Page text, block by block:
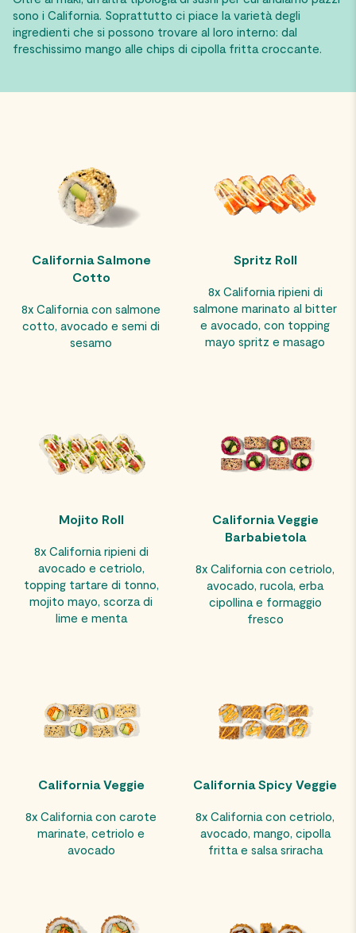
sono i California. Soprattutto ci piace la varietà degli
ingredienti che si possono trovare al loro interno: dal
freschissimo mango alle chips di cipolla fritta croccante.
California Salmone
Cotto
8x California con salmone
cotto, avocado e semi di
sesamo
Spritz Roll
8x California ripieni di
salmone marinato al bitter
e avocado, con topping
mayo spritz e masago
Mojito Roll
8x California ripieni di
avocado e cetriolo,
topping tartare di tonno,
mojito mayo, scorza di
lime e menta
California Veggie
Barbabietola
8x California con cetriolo,
avocado, rucola, erba
cipollina e formaggio
fresco
California Veggie
8x California con carote
marinate, cetriolo e
avocado
California Spicy Veggie
8x California con cetriolo,
avocado, mango, cipolla
fritta e salsa sriracha